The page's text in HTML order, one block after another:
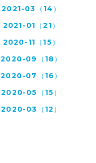
2021-03（14）
2021-01（21）
2020-11（15）
2020-09（18）
2020-07（16）
2020-05（15）
2020-03（12）